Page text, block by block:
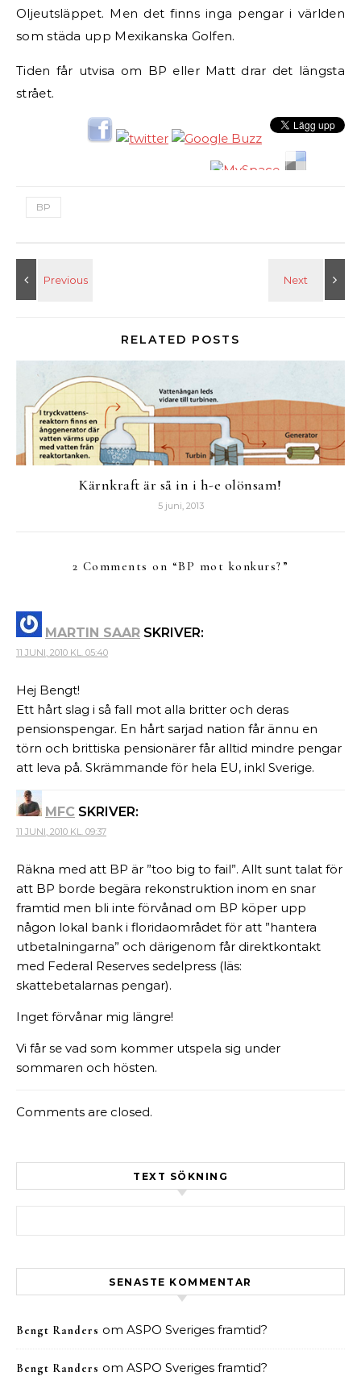
Oljeutsläppet. Men det finns inga pengar i världen
som städa upp Mexikanska Golfen.
Tiden får utvisa om BP eller Matt drar det längsta
strået.
BP
RELATED POSTS
Kärnkraft är så in i h-e olönsam!
5 juni, 2013
2 Comments on “BP mot konkurs? ”
MARTIN SAAR SKRIVER:
11 JUNI, 2010 KL. 05:40
Hej Bengt!
Ett hårt slag i så fall mot alla britter och deras
pensionspengar. En hårt sarjad nation får ännu en
törn och brittiska pensionärer får alltid mindre pengar
att leva på. Skrämmande för hela EU, inkl Sverige.
MFC SKRIVER:
11 JUNI, 2010 KL. 09:37
Räkna med att BP är ”too big to fail”. Allt sunt talat för
att BP borde begära rekonstruktion inom en snar
framtid men bli inte förvånad om BP köper upp
någon lokal bank i floridaområdet för att ”hantera
utbetalningarna” och därigenom får direktkontakt
med Federal Reserves sedelpress (läs:
skattebetalarnas pengar).
Inget förvånar mig längre!
Vi får se vad som kommer utspela sig under
sommaren och hösten.
Comments are closed.
TEXT SÖKNING
SENASTE KOMMENTAR
Bengt Randers om ASPO Sveriges framtid?
Bengt Randers om ASPO Sveriges framtid?